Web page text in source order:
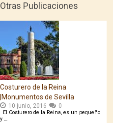
Otras Publicaciones
Costurero de la Reina
|Monumentos de Sevilla
10 junio, 2016 0
El Costurero de la Reina, es un pequeño
y …